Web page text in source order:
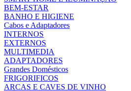
BEM-ESTAR
BANHO E HIGIENE
Cabos e Adaptadores
INTERNOS
EXTERNOS
MULTIMEDIA
ADAPTADORES
Grandes Domésticos
FRIGORIFICOS
ARCAS E CAVES DE VINHO